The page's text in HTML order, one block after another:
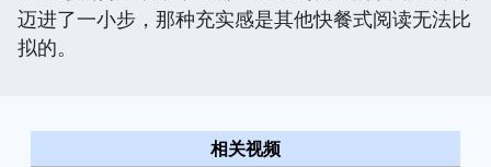
迈进了一小步，那种充实感是其他快餐式阅读无法比
拟的。
相关视频